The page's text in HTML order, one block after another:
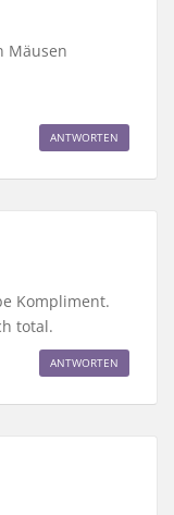
Mäusen
ANTWORTEN
Kompliment.
total.
ANTWORTEN